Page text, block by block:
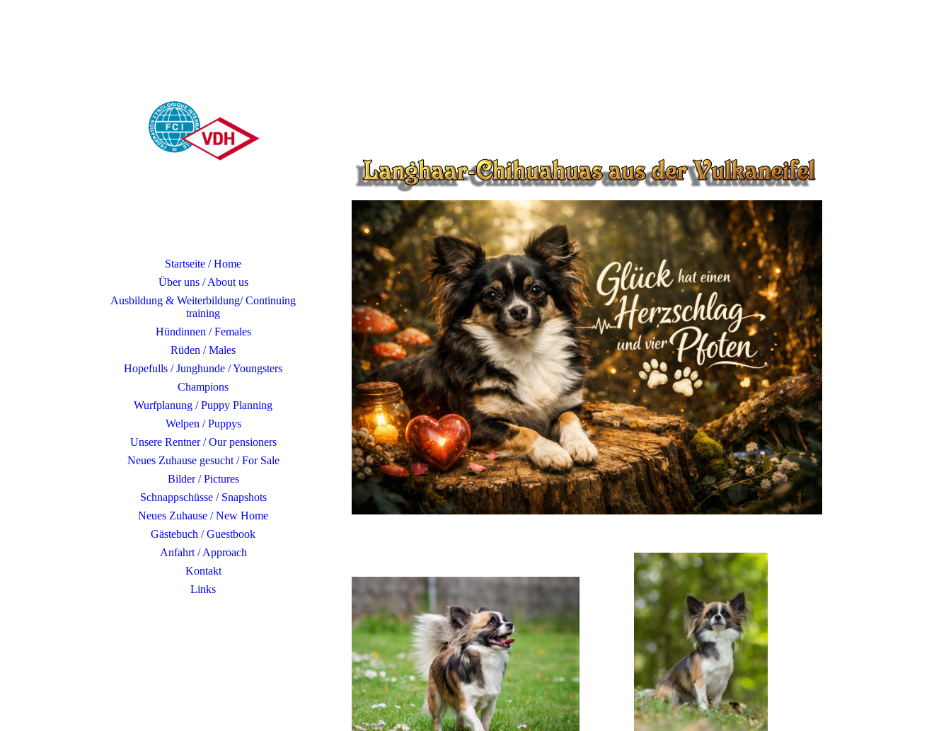
Startseite / Home
Über uns / About us
Ausbildung & Weiterbildung/ Continuing
training
Hündinnen / Females
Rüden / Males
Hopefulls / Junghunde / Youngsters
Champions
Wurfplanung / Puppy Planning
Welpen / Puppys
Unsere Rentner / Our pensioners
Neues Zuhause gesucht / For Sale
Bilder / Pictures
Schnappschüsse / Snapshots
Neues Zuhause / New Home
Gästebuch / Guestbook
Anfahrt / Approach
Kontakt
Links